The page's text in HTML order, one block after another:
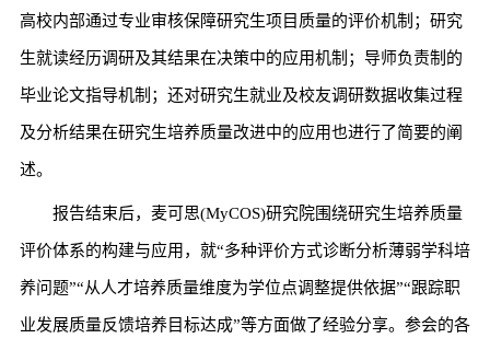
高校内部通过专业审核保障研究生项目质量的评价机制；研究
生就读经历调研及其结果在决策中的应用机制；导师负责制的
毕业论文指导机制；还对研究生就业及校友调研数据收集过程
及分析结果在研究生培养质量改进中的应用也进行了简要的阐
述。
报告结束后，麦可思(MyCOS)研究院围绕研究生培养质量
评价体系的构建与应用，就“多种评价方式诊断分析薄弱学科培
养问题”“从人才培养质量维度为学位点调整提供依据”“跟踪职
业发展质量反馈培养目标达成”等方面做了经验分享。参会的各